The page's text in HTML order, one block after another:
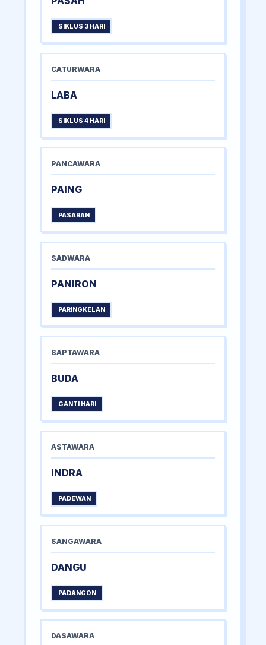
SIKLUS 3 HARI
CATURWARA
LABA
SIKLUS 4 HARI
PANCAWARA
PAING
PASARAN
SADWARA
PANIRON
PARINGKELAN
SAPTAWARA
BUDA
GANTI HARI
ASTAWARA
INDRA
PADEWAN
SANGAWARA
DANGU
PADANGON
DASAWARA